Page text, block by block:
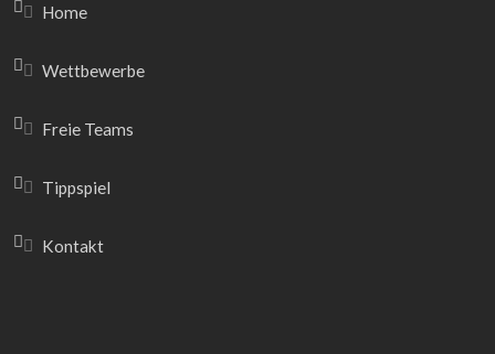
Home
Wettbewerbe
Freie Teams
Tippspiel
Kontakt